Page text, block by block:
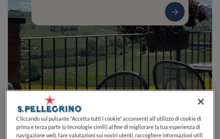
0 0 0 0
Cliccando sul pulsante "Accetta tutti i cookie" acconsenti all'utilizzo di cookie di
prima e terza parte (o tecnologie simili) al fine di migliorare la tua esperienza di
navigazione web, fare valutazioni sui nostri utenti, raccogliere informazioni utili